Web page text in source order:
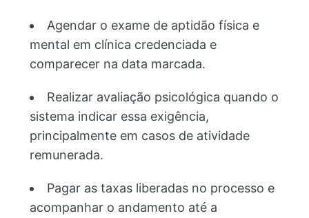
Agendar o exame de aptidão física e
mental em clínica credenciada e
comparecer na data marcada.
Realizar avaliação psicológica quando o
sistema indicar essa exigência,
principalmente em casos de atividade
remunerada.
Pagar as taxas liberadas no processo e
acompanhar o andamento até a